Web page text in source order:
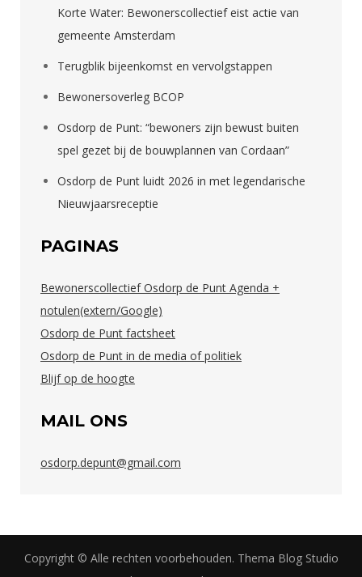
Korte Water: Bewonerscollectief eist actie van
gemeente Amsterdam
Terugblik bijeenkomst en vervolgstappen
Bewonersoverleg BCOP
Osdorp de Punt: “bewoners zijn bewust buiten
spel gezet bij de bouwplannen van Cordaan”
Osdorp de Punt luidt 2026 in met legendarische
Nieuwjaarsreceptie
PAGINAS
Bewonerscollectief Osdorp de Punt Agenda +
notulen(extern/Google)
Osdorp de Punt factsheet
Osdorp de Punt in de media of politiek
Blijf op de hoogte
MAIL ONS
osdorp.depunt@gmail.com
Copyright © Alle rechten voorbehouden. Thema Blog Studio